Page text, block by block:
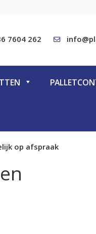
7604 262
op afspraak